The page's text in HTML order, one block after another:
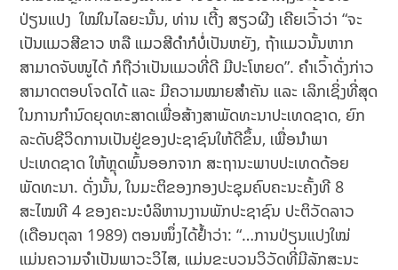
ປ່ຽນແປງ ໃໝ່ໃນໄລຍະນັ້ນ, ທ່ານ ເຕີ້ງ ສຽວຜີງ ເຄີຍເວົ້າວ່າ “ຈະ
ເປັນແມວສີຂາວ ຫລື ແມວສີດໍາກໍບໍ່ເປັນຫຍັງ, ຖ້າແມວນັ້ນຫາກ
ສາມາດຈັບໜູໄດ້ ກໍຖືວ່າເປັນແມວທີ່ດີ ມີປະໂຫຍດ”. ຄໍາເວົ້າດັ່ງກ່າວ
ສາມາດຕອບໂຈດໄດ້ ແລະ ມີຄວາມໝາຍສໍາຄັນ ແລະ ເລິກເຊິ່ງທີ່ສຸດ
ໃນການກໍານົດຍຸດທະສາດເພື່ອສ້າງສາພັດທະນາປະເທດຊາດ, ຍົກ
ລະດັບຊີວິດການເປັນຢູ່ຂອງປະຊາຊົນໃຫ້ດີຂຶ້ນ, ເພື່ອນໍາພາ
ປະເທດຊາດ ໃຫ້ຫຼຸດພົ້ນອອກຈາກ ສະຖານະພາບປະເທດດ້ອຍ
ພັດທະນາ. ດັ່ງນັ້ນ, ໃນມະຕິຂອງກອງປະຊຸມຄົບຄະນະຄັ້ງທີ 8
ສະໄໝທີ 4 ຂອງຄະນະບໍລິຫານງານພັກປະຊາຊົນ ປະຕິວັດລາວ
(ເດືອນຕຸລາ 1989) ຕອນໜຶ່ງໄດ້ຢໍ້າວ່າ: “…ການປ່ຽນແປງໃໝ່
ແມ່ນຄວາມຈໍາເປັນພາວະວິໄສ, ແມ່ນຂະບວນວິວັດທີ່ມີລັກສະນະ